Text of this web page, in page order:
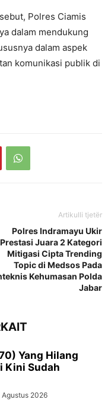
Polres Ciamis
dalam mendukung
dalam aspek
komunikasi publik di
Artikulli tjetër
Polres Indramayu Ukir
Prestasi Juara 2 Kategori
Mitigasi Cipta Trending
Topic di Medsos Pada
Kehumasan Polda
Jabar
Yang Hilang
Kini Sudah
Agustus 2026